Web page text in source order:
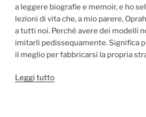
a leggere biografie e memoir, e ho
lezioni di vita che, a mio parere,
a tutti noi. Perché avere dei modelli
imitarli pedissequamente. Significa
il meglio per fabbricarsi la propria
Leggi tutto“Oprah